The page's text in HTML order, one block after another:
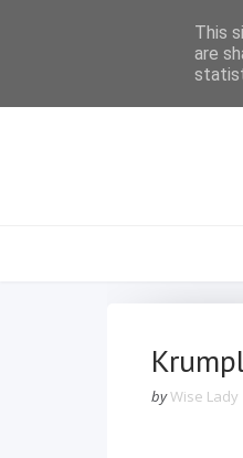
byWise Lady
This
are